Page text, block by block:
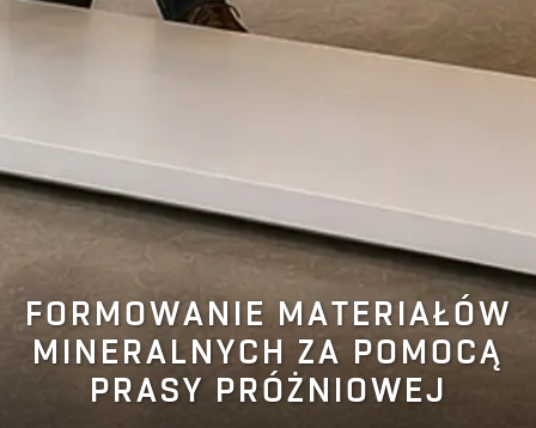
FORMOWANIE MATERIAŁÓW
MINERALNYCH ZA POMOCĄ
PRASY PRÓŻNIOWEJ